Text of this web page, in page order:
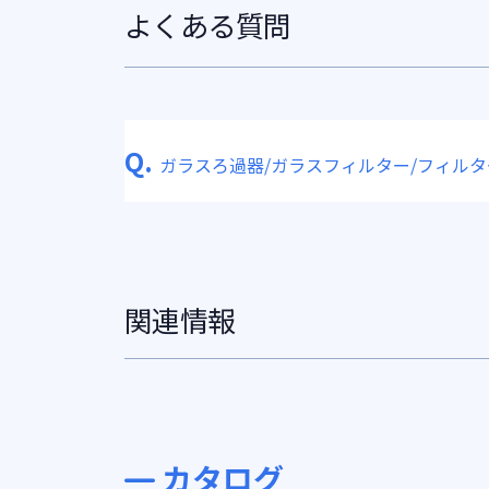
よくある質問
Q. ガラスろ過器/ガラスフィルター/フィル
関連情報
カタログ